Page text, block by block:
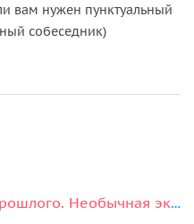
вам нужен пунктуальный
собеседник)
Затеряться в лабиринтах прошлого. Необычная экскурсия по Пражскому Граду